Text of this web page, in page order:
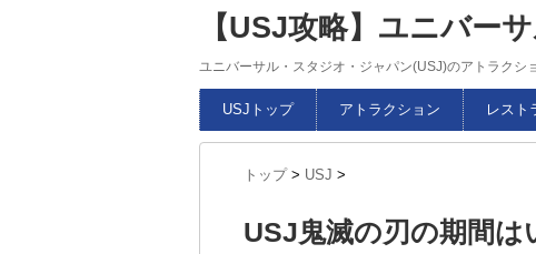
【USJ攻略】ユニバー
ユニバーサル・スタジオ・ジャパン(USJ)のアトラクシ
USJトップ アトラクション レスト
トップ > USJ >
USJ鬼滅の刃の期間